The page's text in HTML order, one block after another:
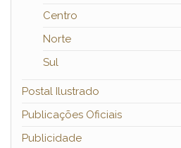
Centro
Norte
Sul
Postal Ilustrado
Publicações Oficiais
Publicidade